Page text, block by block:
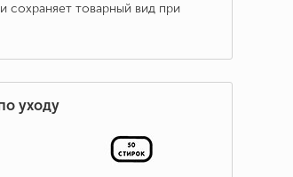
сохраняет товарный вид при
уходу